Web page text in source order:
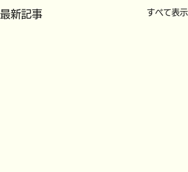
最新記事 すべて表示